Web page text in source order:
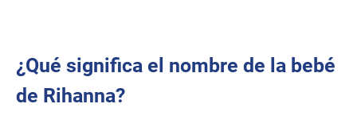
¿Qué significa el nombre de la bebé
de Rihanna?